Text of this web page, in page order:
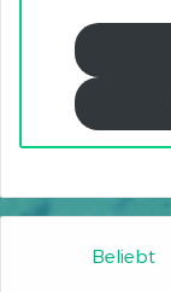
Beliebt